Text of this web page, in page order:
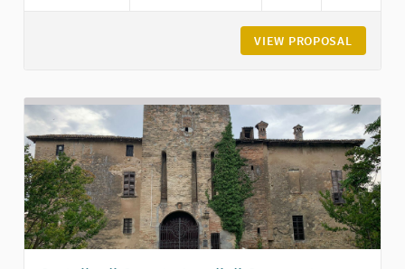
VIEW PROPOSAL